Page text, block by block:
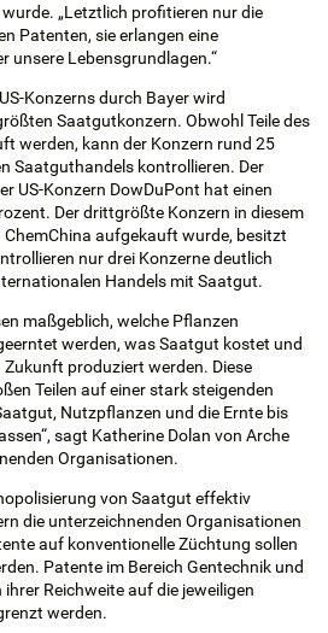
„Letztlich profitieren nur die
Patenten, sie erlangen eine
unsere Lebensgrundlagen.“
Konzerns durch Bayer wird
Saatgutkonzern. Obwohl Teile des
werden, kann der Konzern rund 25
Saatguthandels kontrollieren. Der
US-Konzern DowDuPont hat einen
Der drittgrößte Konzern in diesem
ChemChina aufgekauft wurde, besitzt
nur drei Konzerne deutlich
Handels mit Saatgut.
maßgeblich, welche Pflanzen
werden, was Saatgut kostet und
produziert werden. Diese
Teilen auf einer stark steigenden
Nutzpflanzen und die Ernte bis
sagt Katherine Dolan von Arche
Organisationen.
von Saatgut effektiv
die unterzeichnenden Organisationen
auf konventionelle Züchtung sollen
Patente im Bereich Gentechnik und
Reichweite auf die jeweiligen
werden.